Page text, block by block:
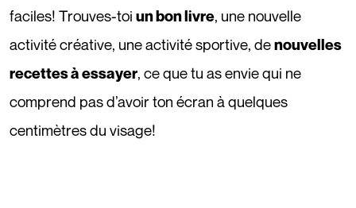
faciles! Trouves-toi un bon livre, une nouvelle
activité créative, une activité sportive, denouvelles
recettes à essayer, ce que tu as envie qui ne
comprend pas d’avoir ton écran à quelques
centimètres du visage!